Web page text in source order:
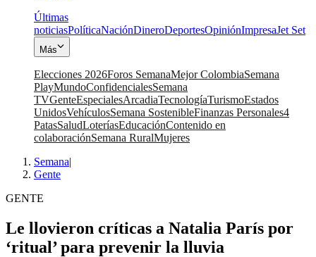
Últimas
noticiasPolíticaNaciónDineroDeportesOpiniónImpresaJet Set
Más
Elecciones 2026Foros SemanaMejor ColombiaSemana
PlayMundoConfidencialesSemana
TVGenteEspecialesArcadiaTecnologíaTurismoEstados
UnidosVehículosSemana SostenibleFinanzas Personales4
PatasSaludLoteríasEducaciónContenido en
colaboraciónSemana RuralMujeres
Semana|
Gente
GENTE
Le llovieron críticas a Natalia París por
‘ritual’ para prevenir la lluvia